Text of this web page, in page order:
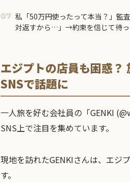
07 私「50万円使ったって本当？」監
対返すから…」→約束を信じて待っ
エジプトの店員も困惑？
SNSで話題に
一人旅を好む会社員の「GENKI
SNS上で注目を集めています。
現地を訪れたGENKIさんは、エジ
す。